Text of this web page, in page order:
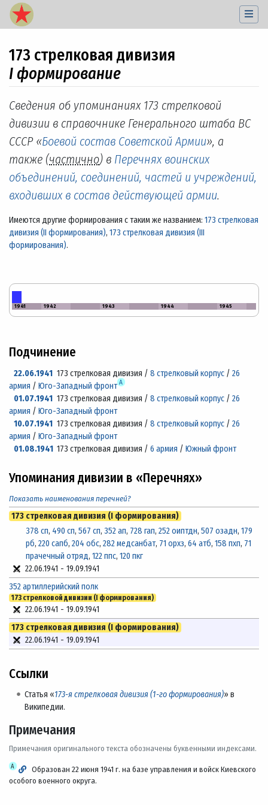
173 стрелковая дивизия
I формирование
Перейти к:навигация,поиск
Сведения об упоминаниях 173 стрелковой
дивизии в справочнике Генерального штаба ВС
СССР «Боевой состав Советской Армии», а
также (частично) в Перечнях воинских
объединений, соединений, частей и учреждений,
входивших в состав действующей армии.
Имеются другие формирования с таким же названием: 173 стрелковая
дивизия (II формирования), 173 стрелковая дивизия (III
формирования).
1941 1942 1943 1944 1945
Подчинение
22.06.1941173 стрелковая дивизия /8 стрелковый корпус /26
армия / Юго-Западный фронт А
01.07.1941173 стрелковая дивизия /8 стрелковый корпус /26
армия / Юго-Западный фронт
10.07.1941173 стрелковая дивизия /8 стрелковый корпус /26
армия / Юго-Западный фронт
01.08.1941173 стрелковая дивизия /6 армия /Южный фронт
Упоминания дивизии в «Перечнях»
Показать наименования перечней?
173 стрелковая дивизия (I формирования)
378 сп, 490 сп, 567 сп, 352 ап, 728 гап, 252 оиптдн, 507 озадн, 179
рб, 220 сапб, 204 обс, 282 медсанбат, 71 орхз, 64 атб, 158 пхп, 71
прачечный отряд, 122 ппс, 120 пкг
22.06.1941 - 19.09.1941
352 артиллерийский полк
173 стрелковой дивизии (I формирования)
22.06.1941 - 19.09.1941
173 стрелковая дивизия (I формирования)
22.06.1941 - 19.09.1941
Ссылки
Статья «173-я стрелковая дивизия (1-го формирования)» в
Википедии.
Примечания
Примечания оригинального текста обозначены буквенными индексами.
А
Образован 22 июня 1941 г. на базе управления и войск Киевского
особого военного округа.